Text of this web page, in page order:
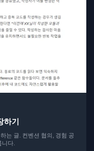
기
는 글. 컨벤션 협의, 경험 공
니다.